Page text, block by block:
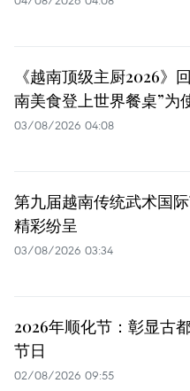
《越南顶级主厨2026》
南美食登上世界餐桌”为
03/08/2026 04:08
第九届越南传统武术国
精彩纷呈
03/08/2026 03:34
2026年顺化节：彰显古
节日
02/08/2026 09:55